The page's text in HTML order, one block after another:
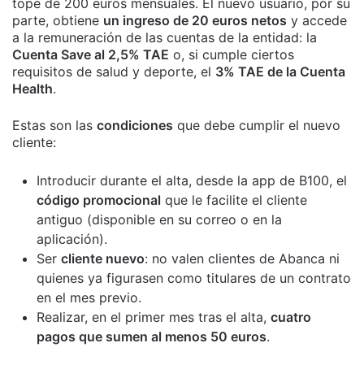
parte, obtiene un ingreso de 20 euros netos y accede
a la remuneración de las cuentas de la entidad: la
Cuenta Save al 2,5% TAE o, si cumple ciertos
requisitos de salud y deporte, el 3% TAE de la Cuenta
Health.
Estas son las condiciones que debe cumplir el nuevo
cliente:
Introducir durante el alta, desde la app de B100, el
código promocional que le facilite el cliente
antiguo (disponible en su correo o en la
aplicación).
Ser cliente nuevo: no valen clientes de Abanca ni
quienes ya figurasen como titulares de un contrato
en el mes previo.
Realizar, en el primer mes tras el alta, cuatro
pagos que sumen al menos 50 euros.